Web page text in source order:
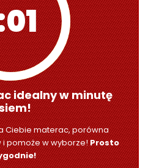
idealny w minutę
Ciebie materac, porówna
i pomoże w wyborze!Prosto